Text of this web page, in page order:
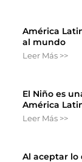
América
al mundo
Leer Más >>
El Niño es
América
Leer Más >>
Al aceptar lo